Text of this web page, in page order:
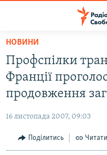
Перейти
основного
матеріалу
Перейти
до
основної
Перейти
до
РАДІО СВОБОДА – 70
ВСЕ ЗА ДОБУ
СТАТТІ
ЕКОНОМІКА
СУСПІЛЬСТВО
РОСІЙСЬКА «ФІЛЬТРАЦІЯ»
ДОНБАС.РЕАЛІЇ
НОВИНИ
Профспілки
Франції
продовження
16 листопада 2007, 09:03
Поділитись